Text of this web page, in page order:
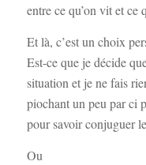
entre ce qu’on vit et ce
Et là, c’est un choix
Est-ce que je décide
situation et je ne fais
piochant un peu par ci
pour savoir conjuguer
Ou